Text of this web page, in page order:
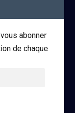
abonner
de chaque